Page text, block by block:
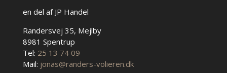
en del af JP Handel
Randersvej 35, Mejlby
8981 Spentrup
Tel: 25 13 74 09
Mail: jonas@randers-volieren.dk